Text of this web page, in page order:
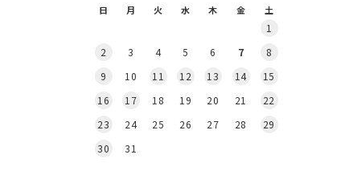
日 月 火 水 木 金 土
1
2
3 4 5 6 7
8
9
10 11 12 13 14
15
16
17 18 19 20 21
22
23
24 25 26 27 28
29
30
31